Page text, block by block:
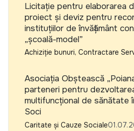
Licitație pentru elaborarea
proiect și deviz pentru
instituțiilor de învățământ
„școală-model”
Achiziție bunuri, Contractare
Asociația Obștească
parteneri pentru
multifuncțional de sănătate
Soci
Caritate și Cauze Sociale